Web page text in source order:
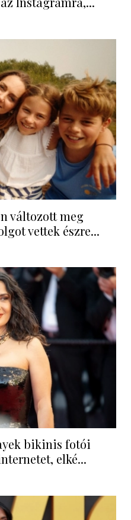
változott meg
vettek észre...
bikinis fotói
elké...